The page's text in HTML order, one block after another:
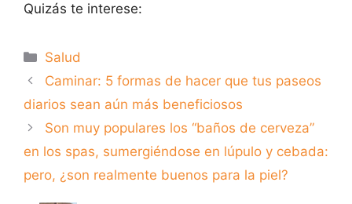
Quizás te interese:
Categorías
Salud
Caminar: 5 formas de hacer que tus paseos
diarios sean aún más beneficiosos
Son muy populares los “baños de cerveza”
en los spas, sumergiéndose en lúpulo y cebada:
pero, ¿son realmente buenos para la piel?